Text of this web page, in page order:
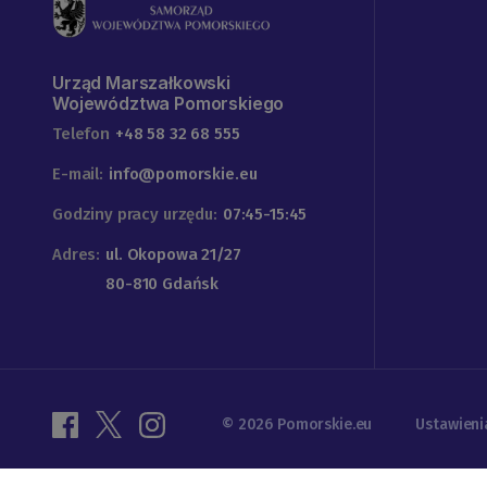
Urząd Marszałkowski
Województwa Pomorskiego
Telefon +48 58 32 68 555
E-mail: info@pomorskie.eu
Godziny pracy urzędu: 07:45-15:45
Adres: ul. Okopowa 21/27
80-810 Gdańsk
© 2026 Pomorskie.eu